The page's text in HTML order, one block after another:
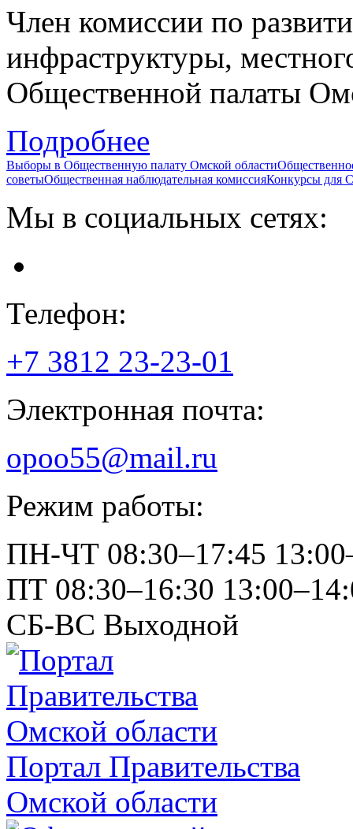
Член комиссии по
инфраструктуры,
Общественной палаты
Подробнее
Выборы в Общественную палату Омской области
советыОбщественная наблюдательная комиссияКонкурсы
Мы в социальных сетях:
Телефон:
+7 3812 23-23-01
Электронная почта:
opoo55@mail.ru
Режим работы:
ПН-ЧТ 08:30–17:45
ПТ 08:30–16:30
СБ-ВС Выходной
Портал Правительства
Омской области